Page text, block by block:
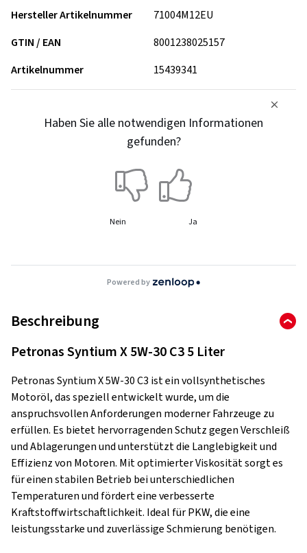
Hersteller Artikelnummer
71004M12EU
GTIN / EAN
8001238025157
Artikelnummer
15439341
Haben Sie alle notwendigen Informationen
gefunden?
Nein Ja
Powered by
Beschreibung
Petronas Syntium X 5W-30 C3 5 Liter
Petronas Syntium X 5W-30 C3 ist ein vollsynthetisches
Motoröl, das speziell entwickelt wurde, um die
anspruchsvollen Anforderungen moderner Fahrzeuge zu
erfüllen. Es bietet hervorragenden Schutz gegen Verschleiß
und Ablagerungen und unterstützt die Langlebigkeit und
Effizienz von Motoren. Mit optimierter Viskosität sorgt es
für einen stabilen Betrieb bei unterschiedlichen
Temperaturen und fördert eine verbesserte
Kraftstoffwirtschaftlichkeit. Ideal für PKW, die eine
leistungsstarke und zuverlässige Schmierung benötigen.